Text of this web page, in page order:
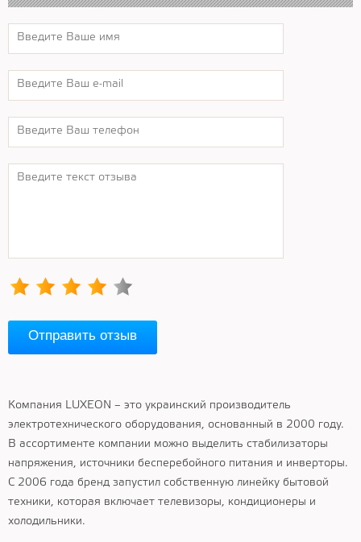
Компания LUXEON – это украинский производитель
электротехнического оборудования, основанный в 2000 году.
В ассортименте компании можно выделить стабилизаторы
напряжения, источники бесперебойного питания и инверторы.
С 2006 года бренд запустил собственную линейку бытовой
техники, которая включает телевизоры, кондиционеры и
холодильники.
Отправить отзыв